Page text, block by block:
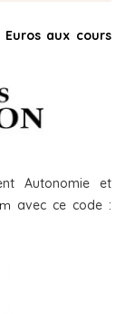
aux cours
Autonomie et
avec ce code :